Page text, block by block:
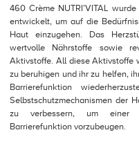
460 Crème NUTRI’VITAL
entwickelt, um auf die
Haut einzugehen. Das
wertvolle Nährstoffe sowie
Aktivstoffe. All diese Aktivstoffe
zu beruhigen und ihr zu helfen,
Barrierefunktion
Selbstschutzmechanismen der
zu verbessern, um einer
Barrierefunktion vorzubeugen.